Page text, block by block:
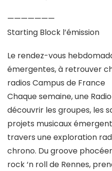
———————
Starting Block l’émission
Le rendez-vous
émergentes, à retrouver
radios Campus de France
Chaque semaine, une
découvrir les groupes, les
projets musicaux
travers une exploration
chrono. Du groove
rock ‘n roll de Rennes,